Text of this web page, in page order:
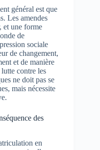
général est que
Les amendes
et une forme
de
sociale
de changement,
et de manière
contre les
ne doit pas se
mais nécessite
des
en